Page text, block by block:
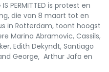
IS PERMITTED is protest en
die van 8 maart tot en
in Rotterdam, toont hoogst
Marina Abramovic, Cassils,
Edith Dekyndt, Santiago
George, Arthur Jafa en